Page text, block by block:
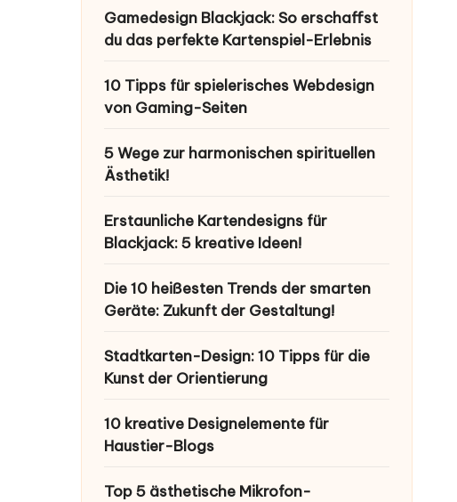
Gamedesign Blackjack: So erschaffst
du das perfekte Kartenspiel-Erlebnis
10 Tipps für spielerisches Webdesign
von Gaming-Seiten
5 Wege zur harmonischen spirituellen
Ästhetik!
Erstaunliche Kartendesigns für
Blackjack: 5 kreative Ideen!
Die 10 heißesten Trends der smarten
Geräte: Zukunft der Gestaltung!
Stadtkarten-Design: 10 Tipps für die
Kunst der Orientierung
10 kreative Designelemente für
Haustier-Blogs
Top 5 ästhetische Mikrofon-